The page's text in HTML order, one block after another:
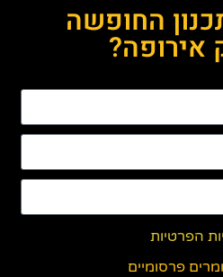
החופשה
אירופה?
הפרטיות
פרסומיים